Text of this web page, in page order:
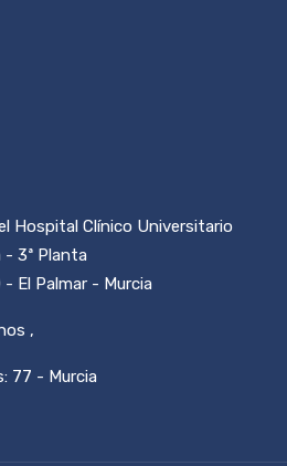
Hospital Clínico Universitario
- 3ª Planta
El Palmar - Murcia
,
77 - Murcia